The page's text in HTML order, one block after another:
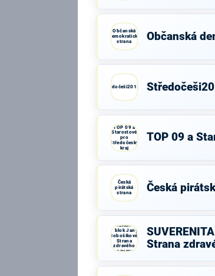
Občanská
demokratická
strana
Občanská
Středočeši2012.cz
TOP 09 a
Starostové
pro
Středočeský
kraj
TOP 09 a
Česká
pirátská
strana
Česká
SUVERENITA
- blok Jany
Bobošíkové,
Strana
zdravého
rozumu
Strana